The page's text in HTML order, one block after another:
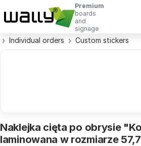
Premium
boards
and
signage
Individual orders Custom stickers
Naklejka cięta po obrysie
laminowana w rozmiarze